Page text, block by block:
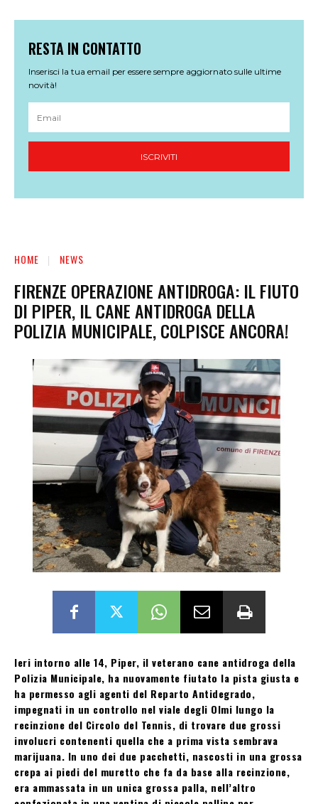
RESTA IN CONTATTO
Inserisci la tua email per essere sempre aggiornato sulle ultime
novità!
ISCRIVITI